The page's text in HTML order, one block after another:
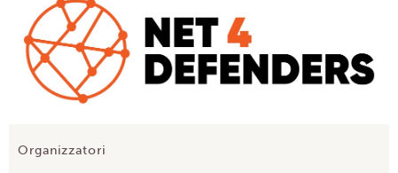
Organizzatori